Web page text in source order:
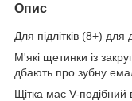
Опис
Для підлітків (8+)
М'які щетинки із
дбають про зубну
Щітка має V-подібний